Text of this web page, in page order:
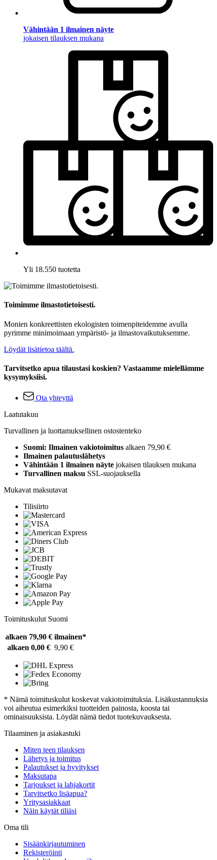
Vähintään 1 ilmainen näyte
jokaisen tilauksen mukana
Yli 18.550 tuotetta
Toimimme ilmastotietoisesti.
Monien konkreettisten ekologisten toimenpiteidemme avulla
pyrimme minimoimaan ympäristö- ja ilmastovaikutuksemme.
Löydät lisätietoa täältä.
Tarvitsetko apua tilaustasi koskien? Vastaamme mielellämme
kysymyksiisi.
Ota yhteyttä
Laatutakuu
Turvallinen ja luottamuksellinen ostostenteko
Suomi: Ilmainen vakiotoimitus alkaen 79,90 €
Ilmainen palautuslähetys
Vähintään 1 ilmainen näyte jokaisen tilauksen mukana
Turvallinen maksu SSL-suojauksella
Mukavat maksutavat
Tilisiirto
Toimituskulut Suomi
alkaen 79,90 € ilmainen*
alkaen 0,00 € 9,90 €
* Nämä toimituskulut koskevat vakiotoimituksia. Lisäkustannuksia
voi aiheutua esimerkiksi tuotteiden painosta, koosta tai
ominaisuuksista. Löydät nämä tiedot tuotekuvauksesta.
Tilaaminen ja asiakastuki
Miten teen tilauksen
Lähetys ja toimitus
Palautukset ja hyvitykset
Maksutapa
Tarjoukset ja lahjakortit
Tarvitsetko lisäapua?
Yritysasiakkaat
Näin käytät tiliäsi
Oma tili
Sisäänkirjautuminen
Rekisteröinti